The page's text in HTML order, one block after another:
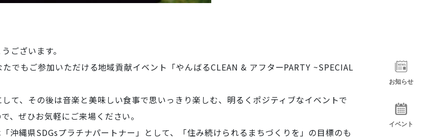
お知らせ
イベント
ございます。
でもご参加いただける地域貢献イベント「やんばるCLEAN & アフターPARTY ~SPECIAL
て、その後は音楽と美味しい食事で思いっきり楽しむ、明るくポジティブなイベントで
、ぜひお気軽にご来場ください。
沖縄県SDGsプラチナパートナー」として、「住み続けられるまちづくりを」の目標のも